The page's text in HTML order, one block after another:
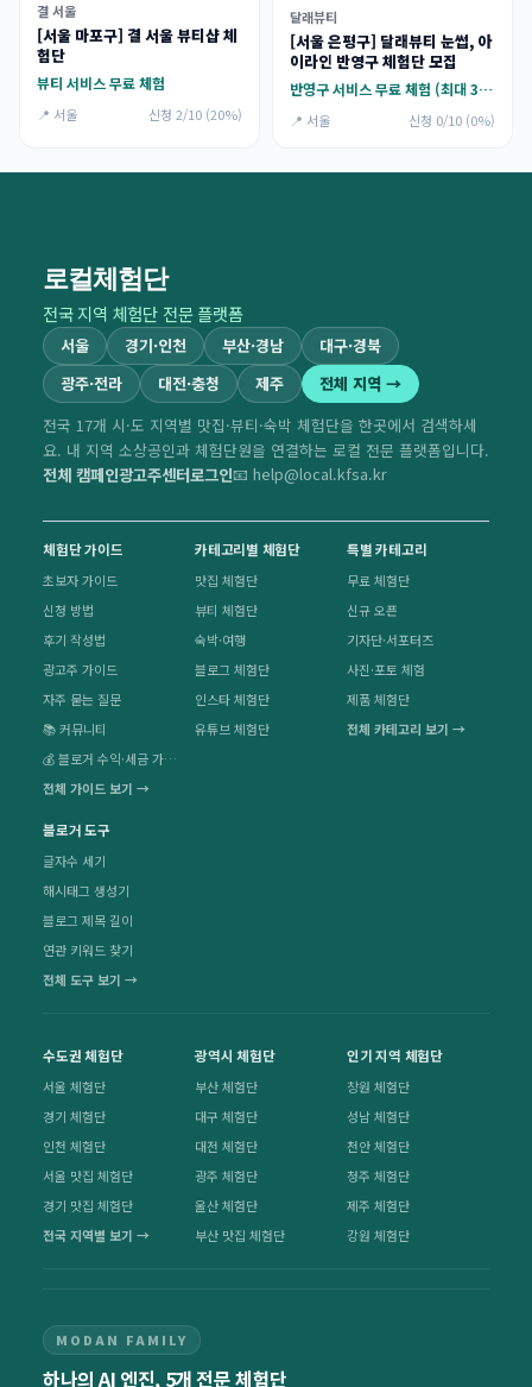
결 서울
[서울 마포구] 결 서울 뷰티샵 체
험단
뷰티 서비스 무료 체험
📍 서울 신청 2/10 (20%)
달래뷰티
[서울 은평구] 달래뷰티 눈썹, 아
이라인 반영구 체험단 모집
반영구 서비스 무료 체험 (최대 30만원)
📍 서울 신청 0/10 (0%)
로컬체험단
전국 지역 체험단 전문 플랫폼
서울 경기·인천 부산·경남
대구·경북
광주·전라
대전·충청 제주
전체 지역 →
전국 17개 시·도 지역별 맛집·뷰티·숙박 체험단을 한곳에서 검색하세
요. 내 지역 소상공인과 체험단원을 연결하는 로컬 전문 플랫폼입니다.
전체 캠페인광고주센터로그인📧 help@local.kfsa.kr
체험단 가이드
초보자 가이드
신청 방법
후기 작성법
광고주 가이드
자주 묻는 질문
📚 커뮤니티
💰 블로거 수익·세금 가이드
전체 가이드 보기 →
카테고리별 체험단
맛집 체험단
뷰티 체험단
숙박·여행
블로그 체험단
인스타 체험단
유튜브 체험단
특별 카테고리
무료 체험단
신규 오픈
기자단·서포터즈
사진·포토 체험
제품 체험단
전체 카테고리 보기 →
블로거 도구
글자수 세기
해시태그 생성기
블로그 제목 길이
연관 키워드 찾기
전체 도구 보기 →
수도권 체험단
서울 체험단
경기 체험단
인천 체험단
서울 맛집 체험단
경기 맛집 체험단
전국 지역별 보기 →
광역시 체험단
부산 체험단
대구 체험단
대전 체험단
광주 체험단
울산 체험단
부산 맛집 체험단
인기 지역 체험단
창원 체험단
성남 체험단
천안 체험단
청주 체험단
제주 체험단
강원 체험단
MODAN FAMILY
하나의 AI 엔진, 5개 전문 체험단